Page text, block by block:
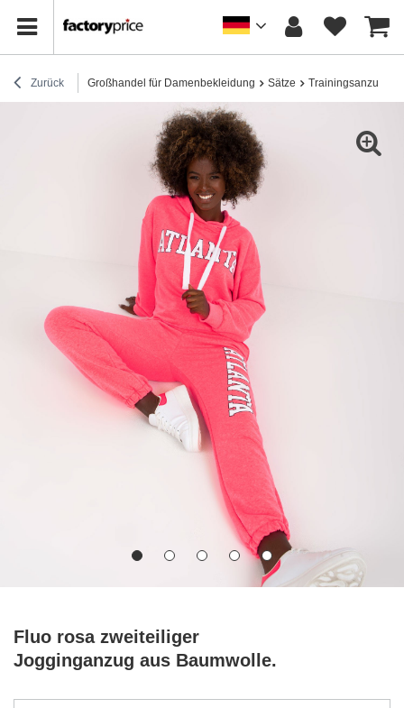
Zurück Großhandel für Damenbekleidung Sätze Trainingsanzug-
Fluo rosa zweiteiliger
Jogginganzug aus Baumwolle.